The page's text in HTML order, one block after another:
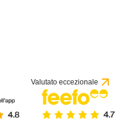
Valutato eccezionale